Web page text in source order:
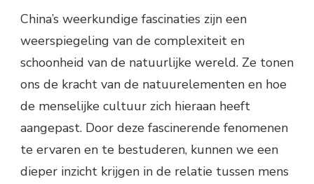
China’s weerkundige fascinaties zijn een
weerspiegeling van de complexiteit en
schoonheid van de natuurlijke wereld. Ze tonen
ons de kracht van de natuurelementen en hoe
de menselijke cultuur zich hieraan heeft
aangepast. Door deze fascinerende fenomenen
te ervaren en te bestuderen, kunnen we een
dieper inzicht krijgen in de relatie tussen mens